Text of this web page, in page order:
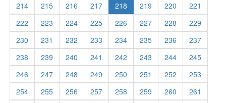
214
215 216 217 218 219 220
221
222
223 224 225 226 227 228
229
230
231 232 233 234 235 236
237
238
239 240 241 242 243 244
245
246
247 248 249 250 251 252
253
254
255 256 257 258 259 260
261